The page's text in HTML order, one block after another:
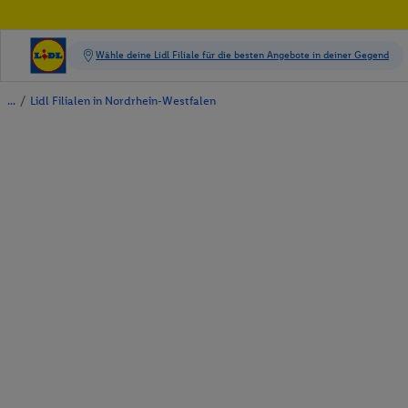
/ Lidl Filialen in Nordrhein-Westfalen